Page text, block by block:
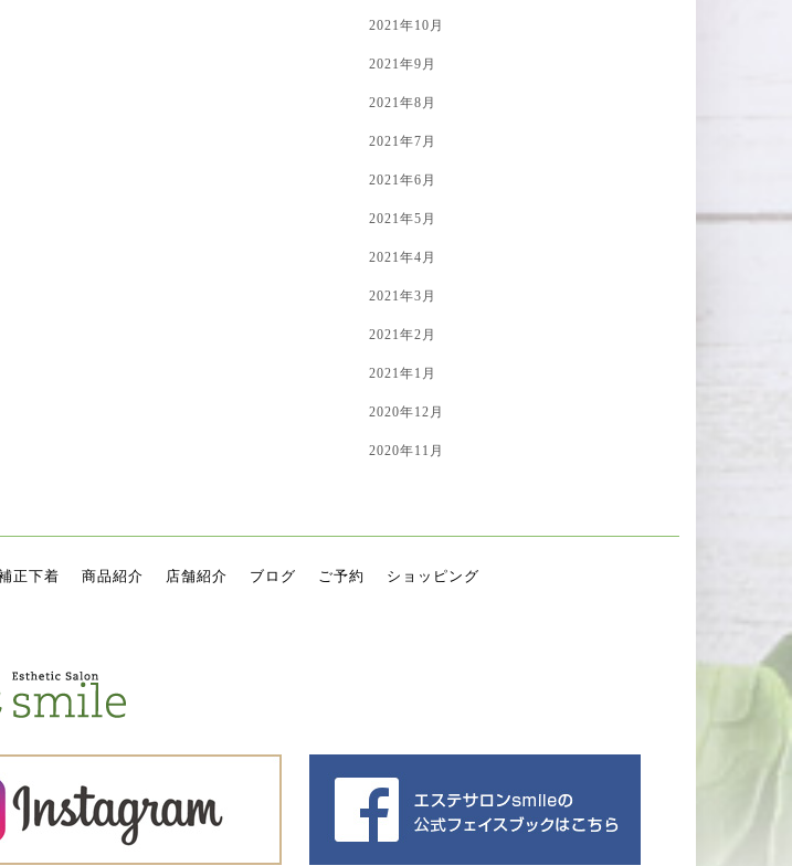
2021年10月
2021年9月
2021年8月
2021年7月
2021年6月
2021年5月
2021年4月
2021年3月
2021年2月
2021年1月
2020年12月
2020年11月
正下着 商品紹介 店舗紹介 ブログ ご予約 ショッピング